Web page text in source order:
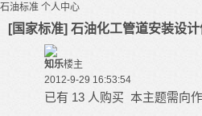
石油标准 个人中心
[国家标准] 石油化工管道安装设
知乐楼主
2012-9-29 16:53:54
已有 13 人购买 本主题需向